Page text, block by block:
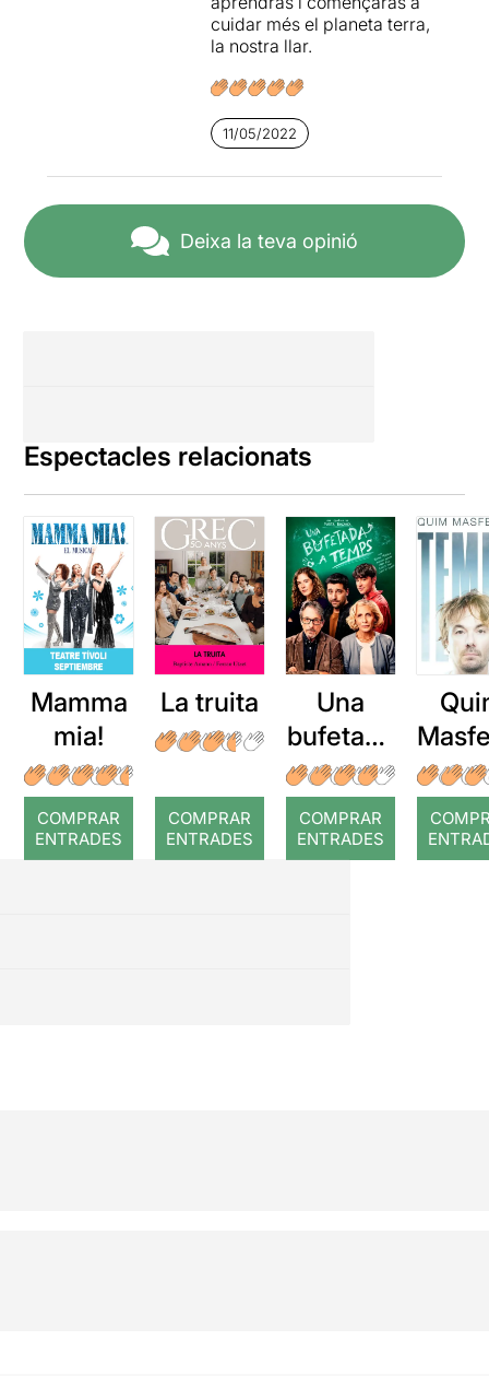
cuidar més el planeta terra,
la nostra llar.
11/05/2022
Deixa la teva opinió
Espectacles relacionats
Mamma
mia!
COMPRAR
ENTRADES
La truita
COMPRAR
ENTRADES
Una
bufetada
a temps
COMPRAR
ENTRADES
r: